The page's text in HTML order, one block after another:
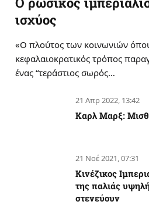
ισχύος
«Ο πλούτος των κοινωνιών
κεφαλαιοκρατικός τρόπος
ένας “τεράστιος σωρός…
21 Απρ 2022, 13:42
Καρλ Μαρξ:
21 Νοέ 2021, 07:31
Κινέζικος
της παλιάς
στενεύουν